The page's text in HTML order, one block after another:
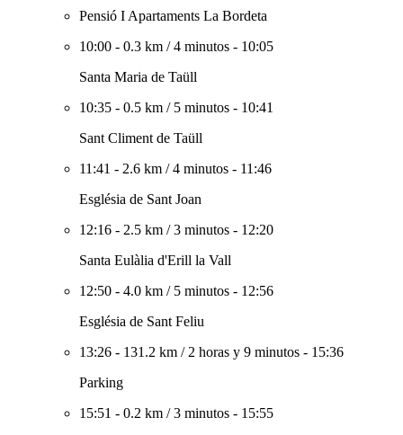
Pensió I Apartaments La Bordeta
10:00 - 0.3 km /4 minutos - 10:05
Santa Maria de Taüll
10:35 - 0.5 km / 5 minutos - 10:41
Sant Climent de Taüll
11:41 - 2.6 km /4 minutos - 11:46
Església de Sant Joan
12:16 - 2.5 km /3 minutos - 12:20
Santa Eulàlia d'Erill la Vall
12:50 - 4.0 km / 5 minutos - 12:56
Església de Sant Feliu
13:26 - 131.2 km / 2 horas y 9 minutos - 15:36
Parking
15:51 - 0.2 km /3 minutos - 15:55